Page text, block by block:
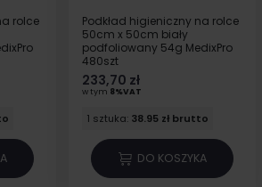
rolce
Podkład higieniczny na rolce
50cm x 50cm biały
podfoliowany 54g MedixPro
480szt
233,70 zł
w tym 8%VAT
1 sztuka: 38.95 zł brutto
DO KOSZYKA